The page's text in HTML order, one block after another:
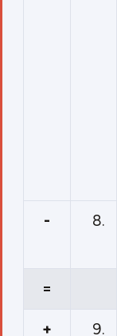
- 8.
=
+ 9.